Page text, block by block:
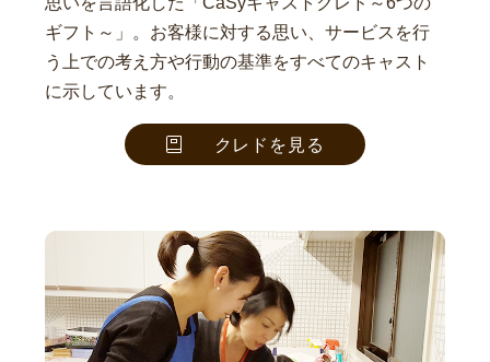
ギフト～」。お客様に対する思い、サービスを行
う上での考え方や行動の基準をすべてのキャスト
に示しています。
クレドを見る